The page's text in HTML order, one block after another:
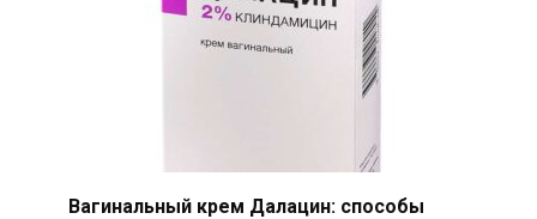
Вагинальный крем Далацин: способы